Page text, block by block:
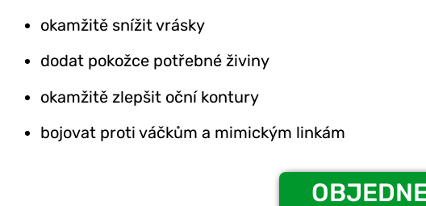
okamžitě snížit vrásky
dodat pokožce potřebné živiny
okamžitě zlepšit oční kontury
bojovat proti váčkům a mimickým linkám